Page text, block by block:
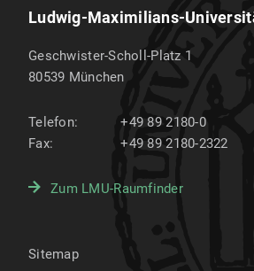
Ludwig-Maximilians-
Geschwister-Scholl-Platz 1
80539 München
Telefon:
+49 89 2180-0
Fax:
+49 89 2180-2322
Zum LMU-Raumfinder
Sitemap